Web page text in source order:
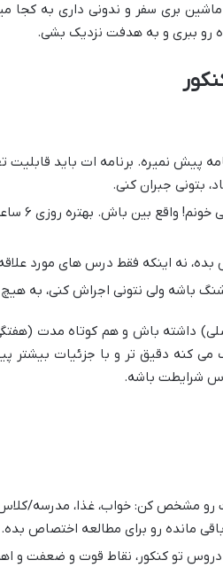
بری سفر و ندونی داری به کجا
رو ببری و به هدفت نزدیک بشی.
پیش نمیره. برنامه ات باید قابلیت
بتونی جبران کنی.
نه اینکه فقط درس های مورد
باشه ولی نتونی اجراش کنی، به
داشته باش و هم کوتاه مدت
کنه دقیق تر و با جزئیات بیشتر
شرایطت باشه.
رو مشخص کن: خواب، غذا، مدرسه/
مانده رو برای مطالعه اختصاص بده.
تو کنکور، نقاط قوت و ضعفت و